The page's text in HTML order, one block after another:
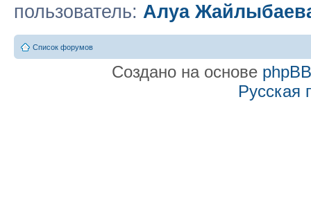
пользователь: Алуа
Список форумов
Создано на основе phpBB
Русская